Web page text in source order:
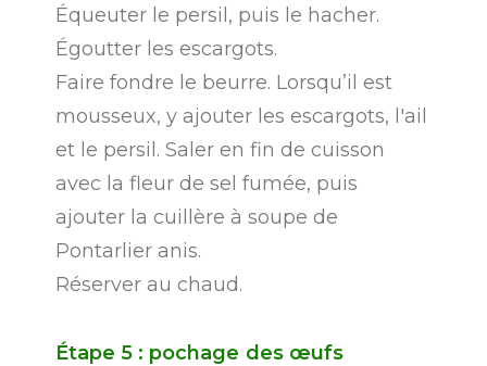
Équeuter le persil, puis le hacher.
Égoutter les escargots.
Faire fondre le beurre. Lorsqu’il est
mousseux, y ajouter les escargots, l'ail
et le persil. Saler en fin de cuisson
avec la fleur de sel fumée, puis
ajouter la cuillère à soupe de
Pontarlier anis.
Réserver au chaud.
Étape 5 : pochage des œufs